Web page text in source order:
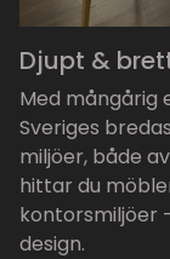
Djupt &
Med mångårig
Sveriges
miljöer, både
hittar du
kontorsmiljöer
design.